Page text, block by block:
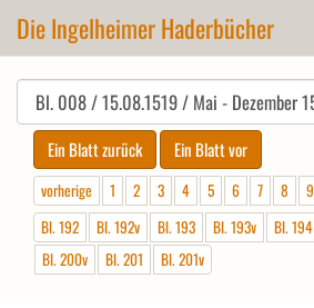
Die Ingelheimer Haderbücher
vorherige 1 2 3 4 5 6 7 8 9
Bl. 192
Bl. 192v Bl. 193 Bl. 193v Bl. 194
Bl. 200v
Bl. 201 Bl. 201v